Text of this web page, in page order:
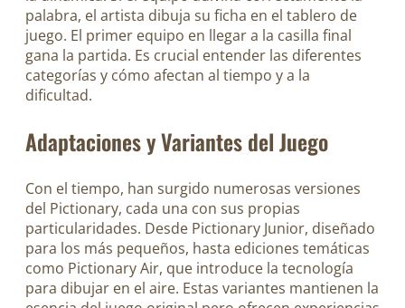
palabra, el artista dibuja su ficha en el tablero de
juego. El primer equipo en llegar a la casilla final
gana la partida. Es crucial entender las diferentes
categorías y cómo afectan al tiempo y a la
dificultad.
Adaptaciones y Variantes del Juego
Con el tiempo, han surgido numerosas versiones
del Pictionary, cada una con sus propias
particularidades. Desde Pictionary Junior, diseñado
para los más pequeños, hasta ediciones temáticas
como Pictionary Air, que introduce la tecnología
para dibujar en el aire. Estas variantes mantienen la